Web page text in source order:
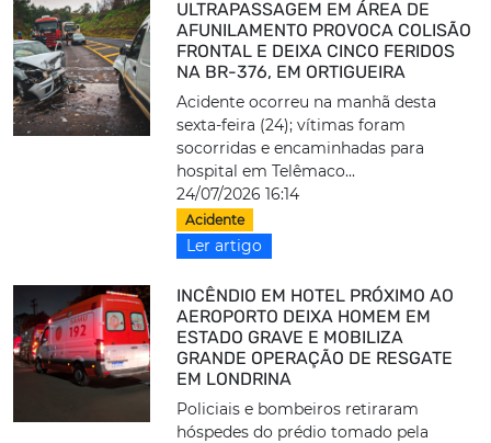
ULTRAPASSAGEM EM ÁREA DE
AFUNILAMENTO PROVOCA COLISÃO
FRONTAL E DEIXA CINCO FERIDOS
NA BR-376, EM ORTIGUEIRA
Acidente ocorreu na manhã desta
sexta-feira (24); vítimas foram
socorridas e encaminhadas para
hospital em Telêmaco...
24/07/2026 16:14
Acidente
Ler artigo
INCÊNDIO EM HOTEL PRÓXIMO AO
AEROPORTO DEIXA HOMEM EM
ESTADO GRAVE E MOBILIZA
GRANDE OPERAÇÃO DE RESGATE
EM LONDRINA
Policiais e bombeiros retiraram
hóspedes do prédio tomado pela